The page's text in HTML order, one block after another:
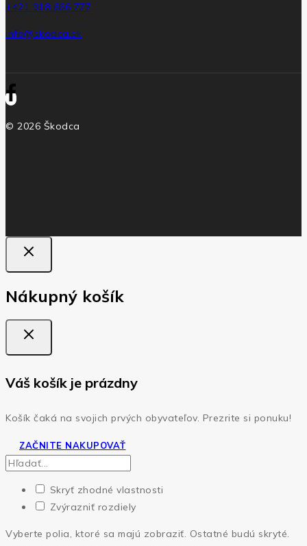
+421 918 666 777
info@skodca.sk
© 2026 Škodca
Nákupný košík
Váš košík je prázdny
Košík čaká na svojich prvých obyvateľov. Prezrite si ponuku!
ZAČNITE NAKUPOVAŤ
Skryť zhodné vlastnosti
Zvýrazniť rozdiely
Vyberte polia, ktoré sa majú zobraziť. Ostatné budú skryté.